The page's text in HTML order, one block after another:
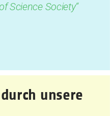
Science Society“
unsere